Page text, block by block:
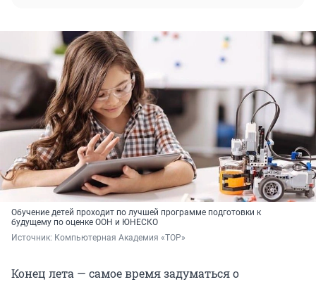
Обучение детей проходит по лучшей программе подготовки к
будущему по оценке ООН и ЮНЕСКО
Источник: Компьютерная Академия «ТОР»
Конец лета — самое время задуматься о